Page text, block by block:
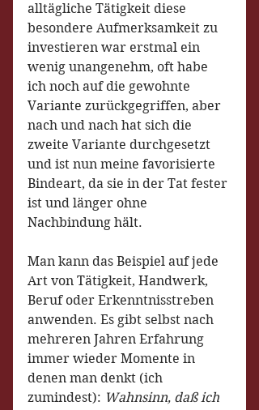
alltägliche Tätigkeit diese
besondere Aufmerksamkeit zu
investieren war erstmal ein
wenig unangenehm, oft habe
ich noch auf die gewohnte
Variante zurückgegriffen, aber
nach und nach hat sich die
zweite Variante durchgesetzt
und ist nun meine favorisierte
Bindeart, da sie in der Tat fester
ist und länger ohne
Nachbindung hält.
Man kann das Beispiel auf jede
Art von Tätigkeit, Handwerk,
Beruf oder Erkenntnisstreben
anwenden. Es gibt selbst nach
mehreren Jahren Erfahrung
immer wieder Momente in
denen man denkt (ich
zumindest): Wahnsinn, daß ich